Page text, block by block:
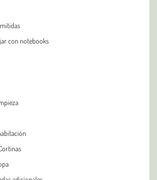
con notebooks